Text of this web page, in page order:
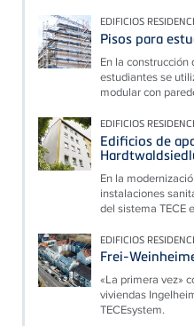
EDIFICIOS
Pisos para
En la
estudiantes se
modular con
EDIFICIOS
Edificios de
En la
instalaciones
del sistema TECE
EDIFICIOS
Frei-
«La primera vez»
viviendas
TECEsystem.